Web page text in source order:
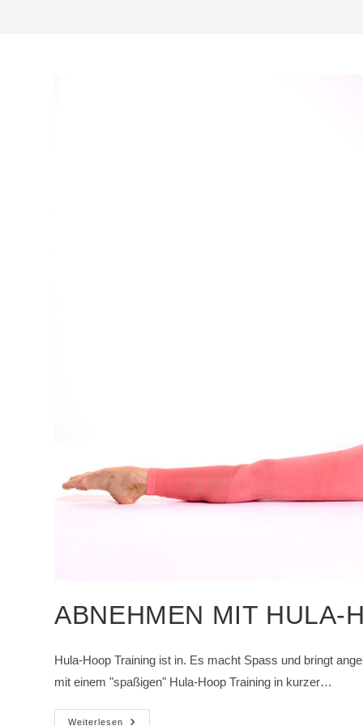
ABNEHMEN MIT HULA-
Hula-Hoop Training ist in. Es macht Spass und bringt
mit einem "spaßigen" Hula-Hoop Training in kurzer…
Weiterlesen
Abnehmen